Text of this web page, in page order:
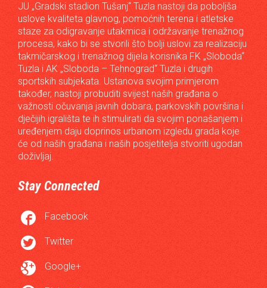
JU „Gradski stadion Tušanj“ Tuzla nastoji da poboljša
uslove kvaliteta glavnog, pomoćnih terena i atletske
staze za odigravanje utakmica i održavanje trenažnog
procesa, kako bi se stvorili što bolji uslovi za realizaciju
takmičarskog i trenažnog dijela korisnika FK „Sloboda“
Tuzla i AK „Sloboda – Tehnograd“ Tuzla i drugih
sportskih subjekata. Ustanova svojim primjerom
također, nastoji probuditi svijest naših građana o
važnosti očuvanja javnih dobara, parkovskih površina i
dječijih igrališta te ih stimulirati da svojim ponašanjem i
uređenjem daju doprinos urbanom izgledu grada koje
će od naših građana i naših posjetitelja stvoriti ugodan
doživljaj.
Stay Connected
 Facebook
 Twitter
 Google+